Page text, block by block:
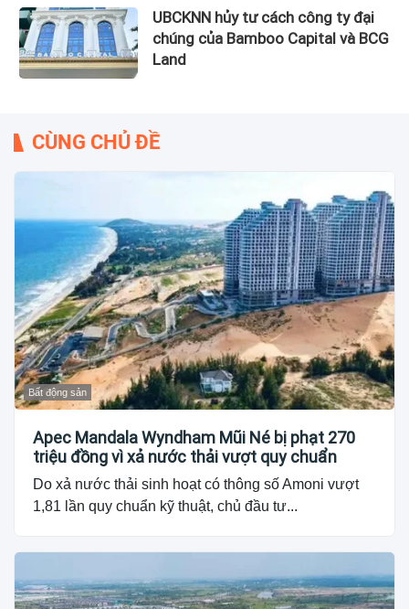
UBCKNN hủy tư cách công ty đại
chúng của Bamboo Capital và BCG
Land
CÙNG CHỦ ĐỀ
Bất động sản
Apec Mandala Wyndham Mũi Né bị phạt 270
triệu đồng vì xả nước thải vượt quy chuẩn
Do xả nước thải sinh hoạt có thông số Amoni vượt
1,81 lần quy chuẩn kỹ thuật, chủ đầu tư...